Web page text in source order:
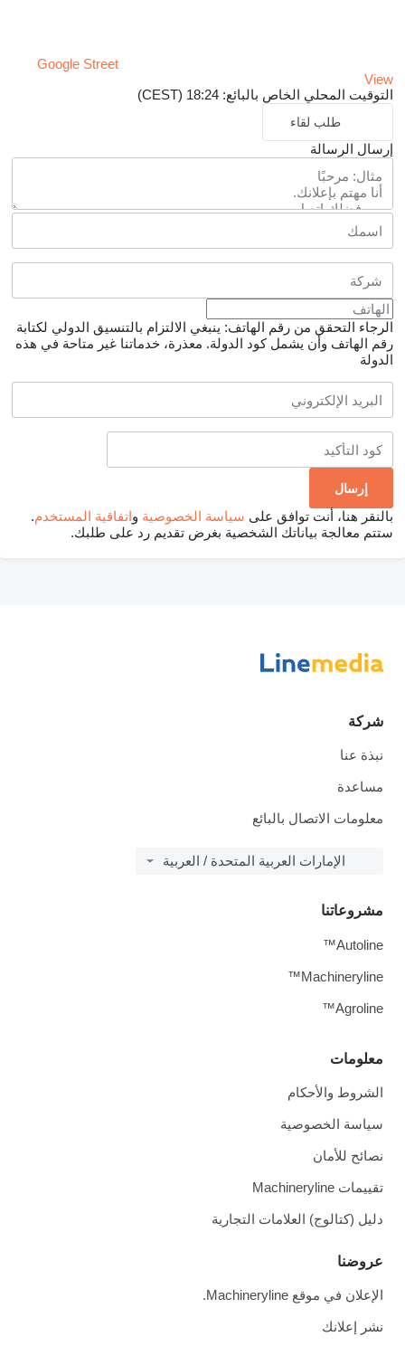
Google Street
View
التوقيت المحلي الخاص بالبائع: 18:24 (CEST)
طلب لقاء
إرسال الرسالة
الرجاء التحقق من رقم الهاتف: ينبغي الالتزام بالتنسيق الدولي لكتابة
رقم الهاتف وأن يشمل كود الدولة. معذرة، خدماتنا غير متاحة في هذه
الدولة
بالنقر هنا، أنت توافق على سياسة الخصوصية واتفاقية المستخدم.
ستتم معالجة بياناتك الشخصية بغرض تقديم رد على طلبك.
شركة
نبذة عنا
مساعدة
معلومات الاتصال بالبائع
الإمارات العربية المتحدة / العربية
معلومات
الشروط والأحكام
سياسة الخصوصية
نصائح للأمان
تقييمات Machineryline
دليل (كتالوج) العلامات التجارية
عروضنا
الإعلان في موقع Machineryline.
نشر إعلانك
مشروعاتنا
Autoline™
Machineryline™
Agroline™